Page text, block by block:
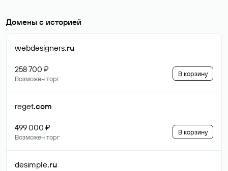
Домены с историей
webdesigners.ru
258 700 ₽
Возможен торг
В корзину
reget.com
499 000 ₽
Возможен торг
В корзину
desimple.ru